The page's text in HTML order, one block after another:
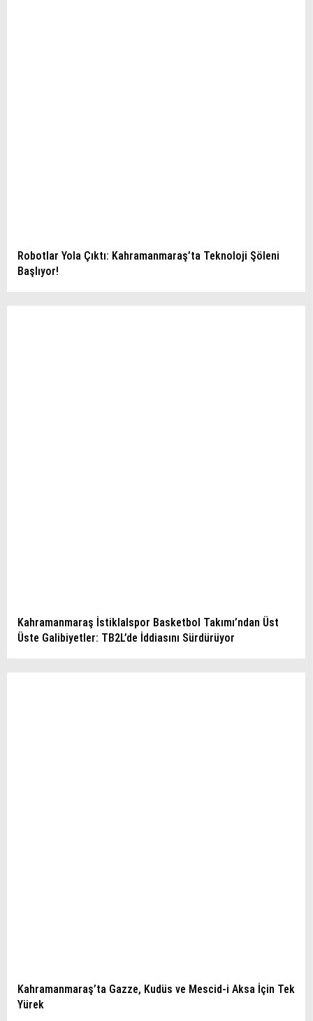
Robotlar Yola Çıktı: Kahramanmaraş’ta Teknoloji Şöleni
Başlıyor!
Kahramanmaraş İstiklalspor Basketbol Takımı’ndan Üst
Üste Galibiyetler: TB2L’de İddiasını Sürdürüyor
Kahramanmaraş’ta Gazze, Kudüs ve Mescid-i Aksa İçin Tek
Yürek